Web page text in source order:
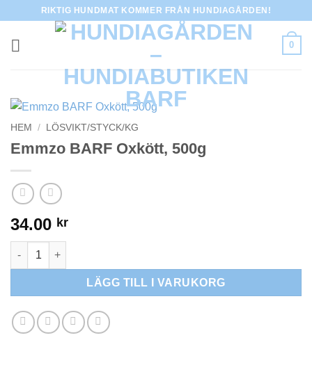
content
RIKTIG HUNDMAT KOMMER FRÅN HUNDIAGÅRDEN!
0
HEM / LÖSVIKT/STYCK/KG
Emmzo BARF Oxkött, 500g
34.00 kr
Emmzo BARF Oxkött, 500g mängd
LÄGG TILL I VARUKORG